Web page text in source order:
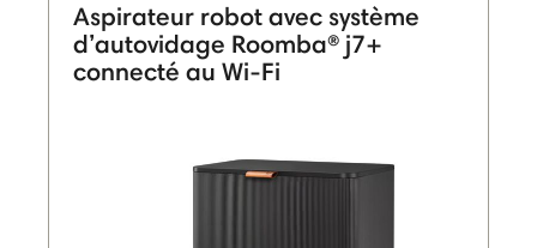
Aspirateur robot avec système
d’autovidage Roomba® j7+
connecté au Wi-Fi